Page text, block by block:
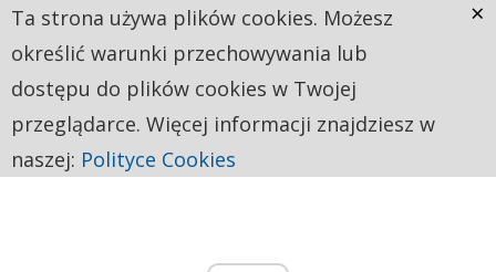
Ta strona używa plików cookies. Możesz
określić warunki przechowywania lub
dostępu do plików cookies w Twojej
przeglądarce. Więcej informacji znajdziesz w
naszej: Polityce Cookies
×